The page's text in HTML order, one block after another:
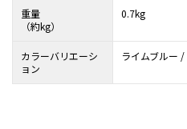
重量
（約kg）
0.7kg
カラーバリエーシ
ョン
ライムブルー